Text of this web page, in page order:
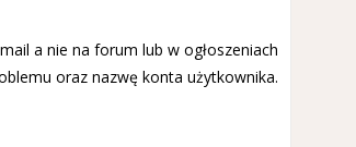
a nie na forum lub w ogłoszeniach
oraz nazwę konta użytkownika.